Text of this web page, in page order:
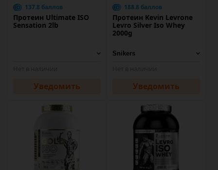
137.8 баллов
Протеин Ultimate ISO
Sensation 2lb
Уведомить
188.8 баллов
Протеин Kevin Levrone
Levro Silver Iso Whey
2000g
Уведомить